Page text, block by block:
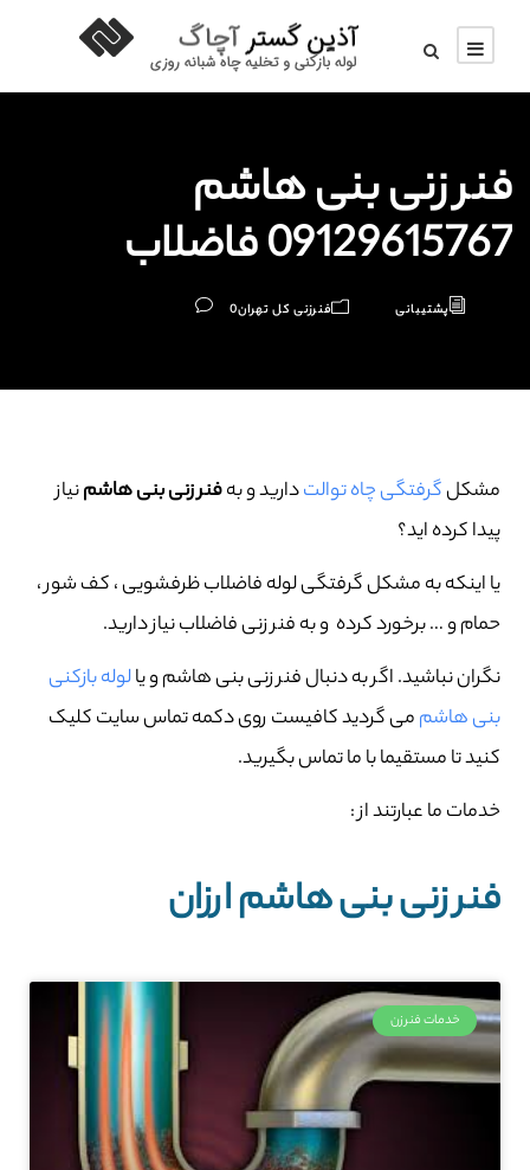
فنر زنی بنی هاشم
09129615767 فاضلاب
پشتیبانی فنرزنی کل تهران0
مشکلگرفتگی چاه توالتدارید و بهفنر زنی بنی هاشمنیاز
پیدا کرده اید؟
یا اینکه به مشکل گرفتگی لوله فاضلاب ظرفشویی ، کف شور ،
حمام و … برخورد کرده و به فنر زنی فاضلاب نیاز دارید.
نگران نباشید. اگر به دنبال فنر زنی بنی هاشم و یالوله بازکنی
بنی هاشممی گردید کافیست روی دکمه تماس سایت کلیک
کنید تا مستقیما با ما تماس بگیرید.
خدمات ما عبارتند از :
فنر زنی بنی هاشم ارزان
خدمات فنرزن